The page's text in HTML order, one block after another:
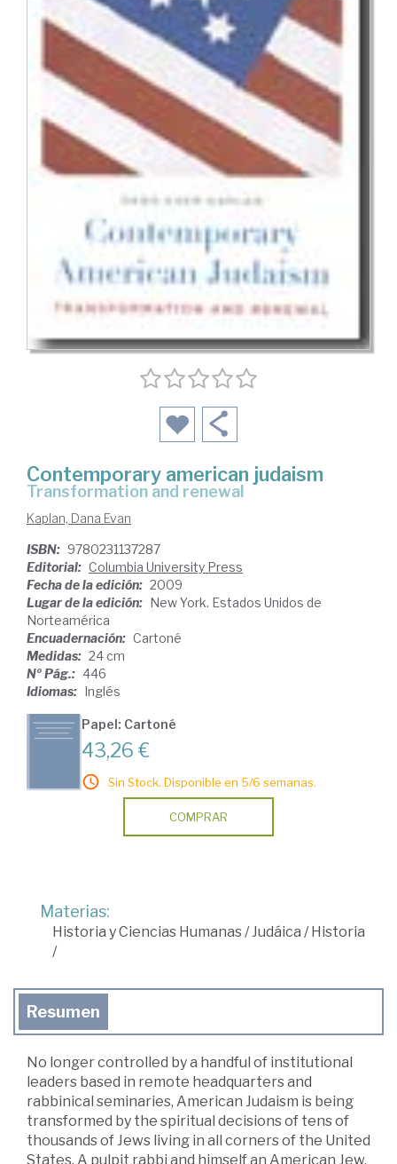
Contemporary american judaism
transformation and renewal
Kaplan, Dana Evan
ISBN: 9780231137287
Editorial: Columbia University Press
Fecha de la edición: 2009
Lugar de la edición: New York. Estados Unidos de
Norteamérica
Encuadernación: Cartoné
Medidas: 24 cm
Nº Pág.: 446
Idiomas: Inglés
Papel: Cartoné
43,26 €
Sin Stock. Disponible en 5/6 semanas.
COMPRAR
Materias:
Historia y Ciencias Humanas/Judáica /Historia
/
Resumen
No longer controlled by a handful of institutional
leaders based in remote headquarters and
rabbinical seminaries, American Judaism is being
transformed by the spiritual decisions of tens of
thousands of Jews living in all corners of the United
States. A pulpit rabbi and himself an American Jew,